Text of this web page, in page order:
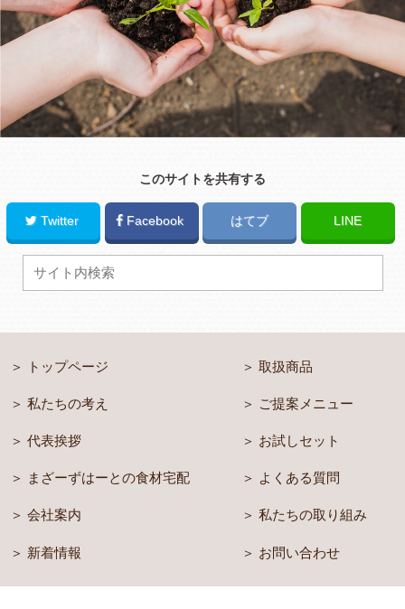
このサイトを共有する
Twitter Facebook はてブ LINE
トップページ
私たちの考え
代表挨拶
まざーずはーとの食材宅配
取扱商品
ご提案メニュー
お試しセット
よくある質問
会社案内 私たちの取り組み
新着情報 お問い合わせ